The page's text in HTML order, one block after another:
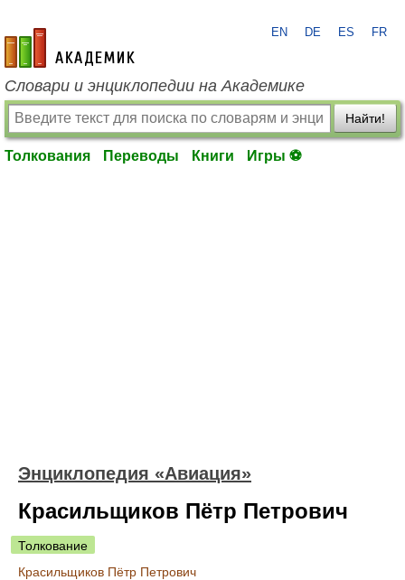
academic.ru
EN DE ES FR
Словари и энциклопедии на Академике
Найти!
Толкования Переводы Книги Игры ⚽
Энциклопедия «Авиация»
Красильщиков Пётр Петрович
Толкование
Красильщиков Пётр Петрович